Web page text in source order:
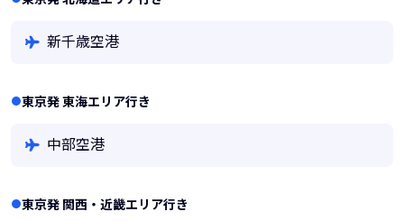
新千歳空港
東京発 東海エリア行き
中部空港
東京発 関西・近畿エリア行き